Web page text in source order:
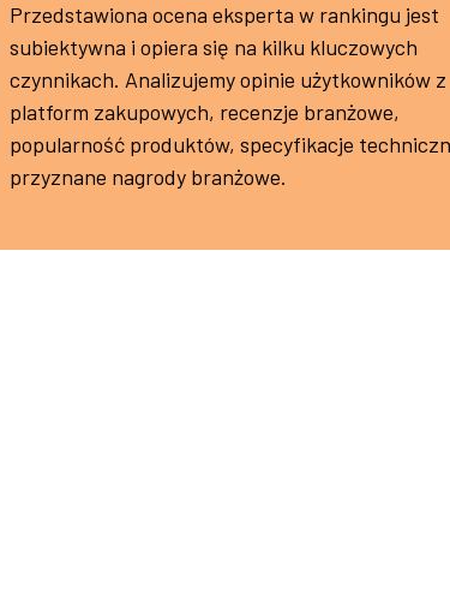
Przedstawiona ocena eksperta w rankingu jest
subiektywna i opiera się na kilku kluczowych
czynnikach. Analizujemy opinie użytkowników z
platform zakupowych, recenzje branżowe,
popularność produktów, specyfikacje
przyznane nagrody branżowe.